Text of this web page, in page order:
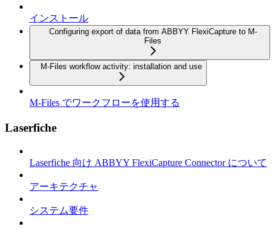
インストール
Configuring export of data from ABBYY FlexiCapture to M-
Files
M-Files workflow activity: installation and use
M-Files でワークフローを使用する
Laserfiche
Laserfiche 向け ABBYY FlexiCapture Connector について
アーキテクチャ
システム要件